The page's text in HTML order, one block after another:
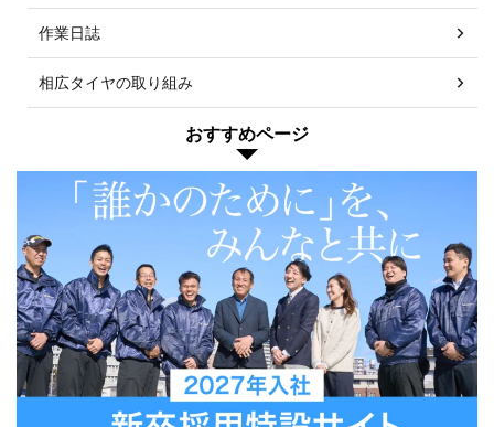
作業日誌
相広タイヤの取り組み
おすすめページ